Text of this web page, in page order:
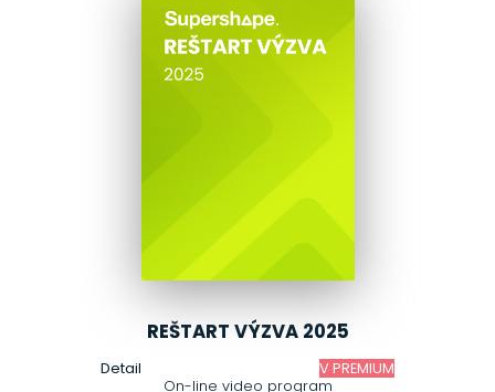
REŠTART VÝZVA 2025
On-line video program
Detail V PREMIUM